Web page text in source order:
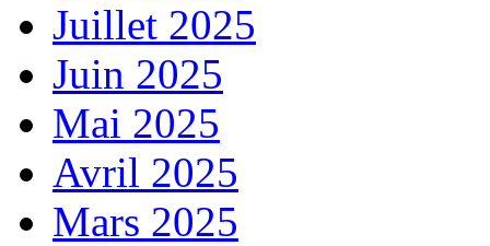
Juillet 2025
Juin 2025
Mai 2025
Avril 2025
Mars 2025